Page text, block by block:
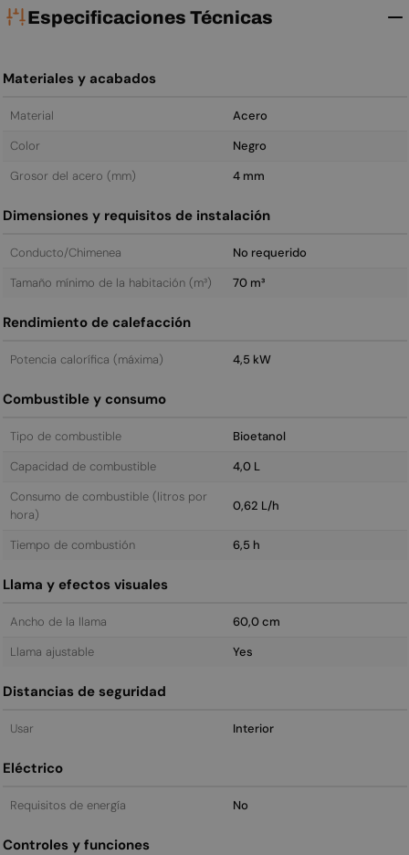
Especificaciones Técnicas
Materiales y acabados
Material
Acero
Color
Negro
Grosor del acero (mm)
4 mm
Dimensiones y requisitos de instalación
Conducto/Chimenea
No requerido
Tamaño mínimo de la habitación (m³)
70 m³
Rendimiento de calefacción
Potencia calorífica (máxima) 4,5 kW
Combustible y consumo
Tipo de combustible
Bioetanol
Capacidad de combustible
4,0 L
Consumo de combustible (litros por
hora)
0,62 L/h
Tiempo de combustión 6,5 h
Llama y efectos visuales
Ancho de la llama
60,0 cm
Llama ajustable
Yes
Distancias de seguridad
Usar Interior
Eléctrico
Requisitos de energía No
Controles y funciones